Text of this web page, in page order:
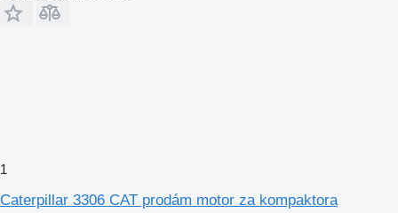
1
Caterpillar 3306 CAT prodám motor za kompaktora